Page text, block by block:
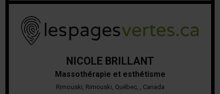
NICOLE BRILLANT
Massothérapie et esthétisme
Rimouski, Rimouski, Québec, , Canada